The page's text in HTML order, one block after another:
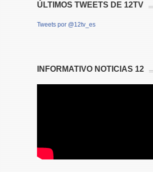
ÚLTIMOS TWEETS DE 12TV
Tweets por @12tv_es
INFORMATIVO NOTICIAS 12